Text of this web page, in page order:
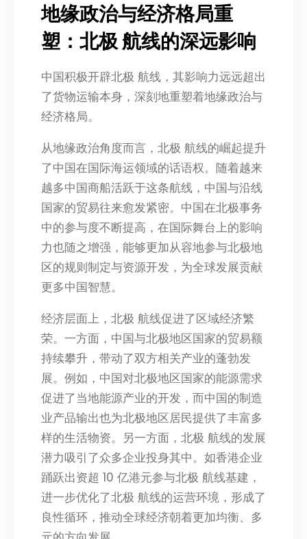
地缘政治与经济格局重
塑：北极 航线的深远影响
中国积极开辟北极 航线，其影响力远远超出
了货物运输本身，深刻地重塑着地缘政治与
经济格局。
从地缘政治角度而言，北极 航线的崛起提升
了中国在国际海运领域的话语权。随着越来
越多中国商船活跃于这条航线，中国与沿线
国家的贸易往来愈发紧密。中国在北极事务
中的参与度不断提高，在国际舞台上的影响
力也随之增强，能够更加从容地参与北极地
区的规则制定与资源开发，为全球发展贡献
更多中国智慧。
经济层面上，北极 航线促进了区域经济繁
荣。一方面，中国与北极地区国家的贸易额
持续攀升，带动了双方相关产业的蓬勃发
展。例如，中国对北极地区国家的能源需求
促进了当地能源产业的开发，而中国的制造
业产品输出也为北极地区居民提供了丰富多
样的生活物资。另一方面，北极 航线的发展
潜力吸引了众多企业投身其中。如香港企业
踊跃出资超 10 亿港元参与北极 航线基建，
进一步优化了北极 航线的运营环境，形成了
良性循环，推动全球经济朝着更加均衡、多